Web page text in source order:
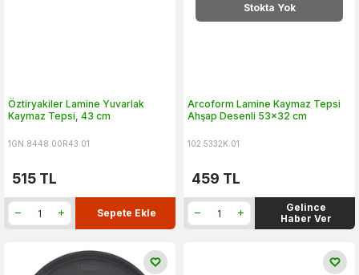
Öztiryakiler Lamine Yuvarlak
Kaymaz Tepsi, 43 cm
1GN.8448.00R43.01
515 TL
Sepete Ekle
Stokta Yok
Arcoform Lamine Kaymaz Tepsi
Ahşap Desenli 53x32 cm
102.5332K.01
459 TL
Gelince
Haber Ver